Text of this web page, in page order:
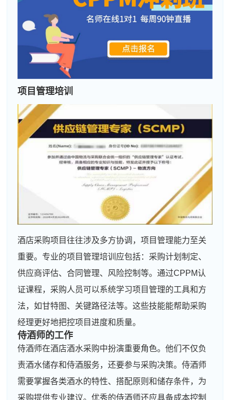
项目管理培训
酒店采购项目往往涉及多方协调，项目管理能力至关
重要。专业的项目管理培训应包括：采购计划制定、
供应商评估、合同管理、风险控制等。通过CPPM认
证课程，采购人员可以系统学习项目管理的工具和方
法，如甘特图、关键路径法等。这些技能能帮助采购
经理更好地把控项目进度和质量。
侍酒师的工作
侍酒师在酒店酒水采购中扮演重要角色。他们不仅负
责酒水储存和侍酒服务，还要参与采购决策。侍酒师
需要掌握各类酒水的特性、搭配原则和储存条件，为
采购提供专业建议。优秀的侍酒师还应具备成本控制